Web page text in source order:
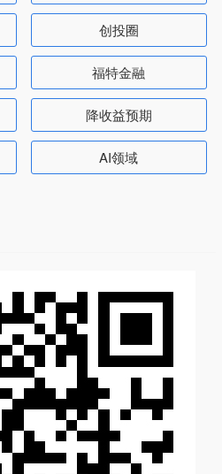
创投圈
福特金融
降收益预期
AI领域